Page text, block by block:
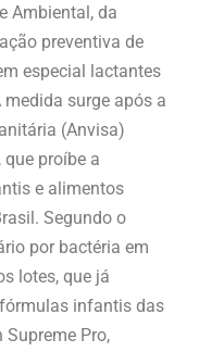
Ambiental, da
preventiva de
especial lactantes
surge após a
(Anvisa)
proíbe a
e alimentos
Segundo o
por bactéria em
lotes, que já
infantis das
Supreme Pro,